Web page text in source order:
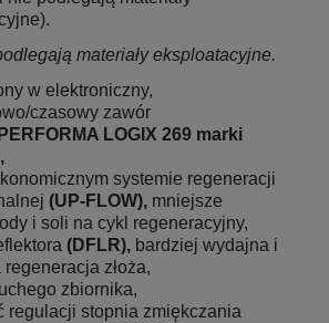
materiały eksploatacyjne.
w elektroniczny,
czasowy zawór
PERFORMA LOGIX 269 marki
,
systemie regeneracji
(UP-FLOW), mniejsze
i soli na cykl regeneracyjny,
(DFLR), bardziej wydajna i
złoża,
zbiornika,
regulacji stopnia zmiękczania